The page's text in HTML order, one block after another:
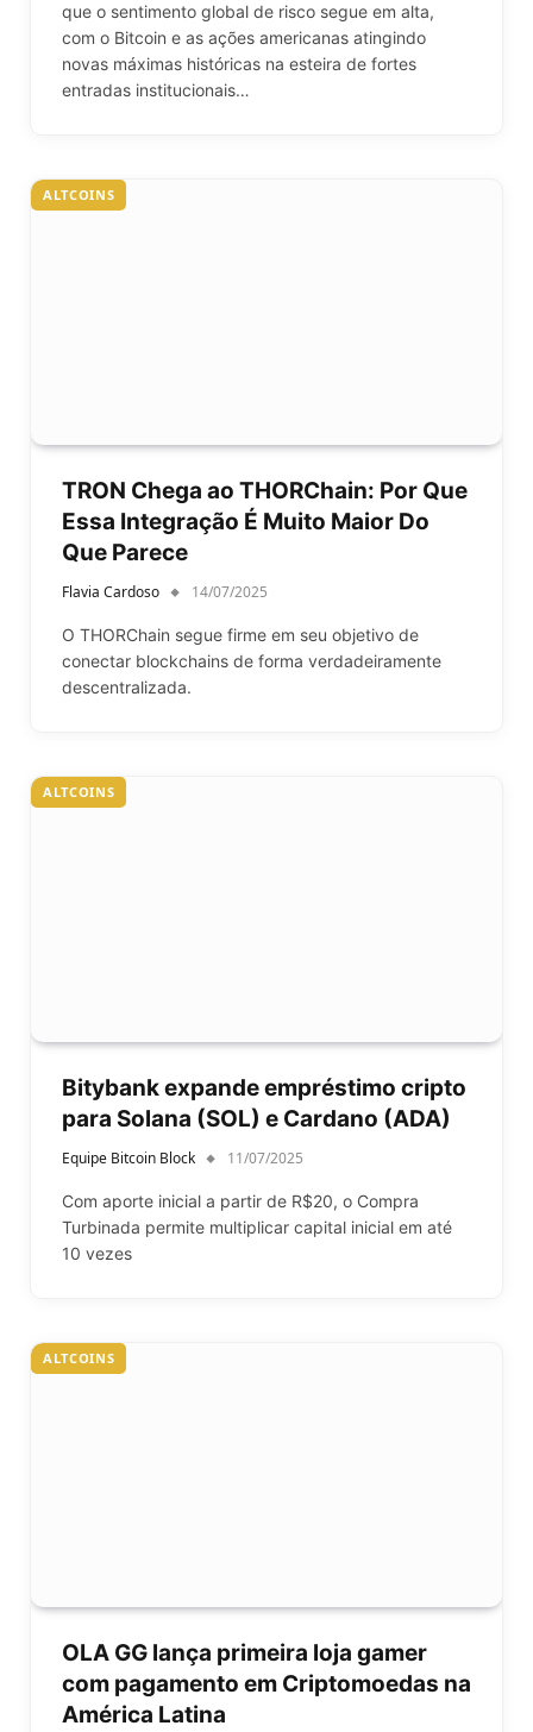
que o sentimento global de risco segue em alta,
com o Bitcoin e as ações americanas atingindo
novas máximas históricas na esteira de fortes
entradas institucionais…
ALTCOINS
TRON Chega ao THORChain: Por Que
Essa Integração É Muito Maior Do
Que Parece
Flavia Cardoso 14/07/2025
O THORChain segue firme em seu objetivo de
conectar blockchains de forma verdadeiramente
descentralizada.
ALTCOINS
Bitybank expande empréstimo cripto
para Solana (SOL) e Cardano (ADA)
Equipe Bitcoin Block 11/07/2025
Com aporte inicial a partir de R$20, o Compra
Turbinada permite multiplicar capital inicial em até
10 vezes
ALTCOINS
OLA GG lança primeira loja gamer
com pagamento em Criptomoedas na
América Latina